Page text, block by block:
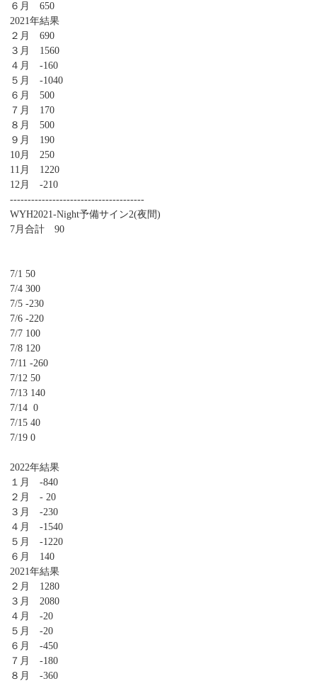
６月 650
2021年結果
２月 690
３月 1560
４月 -160
５月 -1040
６月 500
７月 170
８月 500
９月 190
10月 250
11月 1220
12月 -210
--------------------------------------
WYH2021-Night予備サイン2(夜間)
7月合計 90
7/1 50
7/4 300
7/5 -230
7/6 -220
7/7 100
7/8 120
7/11 -260
7/12 50
7/13 140
7/14 0
7/15 40
7/19 0
2022年結果
１月 -840
２月 - 20
３月 -230
４月 -1540
５月 -1220
６月 140
2021年結果
２月 1280
３月 2080
４月 -20
５月 -20
６月 -450
７月 -180
８月 -360